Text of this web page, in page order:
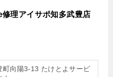
理アイサポ知多武豊店
町向陽3-13 たけとよサービ